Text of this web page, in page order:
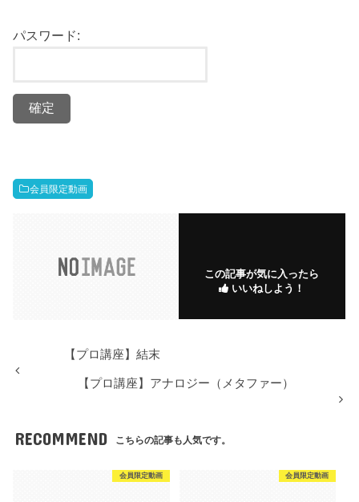
パスワード:
会員限定動画
この記事が気に入ったら
いいねしよう！
【プロ講座】結末
【プロ講座】アナロジー（メタファー）
RECOMMEND こちらの記事も人気です。
会員限定動画 会員限定動画